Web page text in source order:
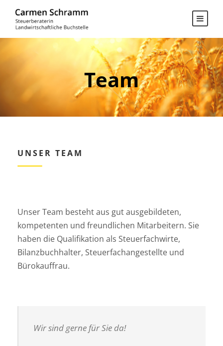
Team
UNSER TEAM
Unser Team besteht aus gut ausgebildeten,
kompetenten und freundlichen Mitarbeitern. Sie
haben die Qualifikation als Steuerfachwirte,
Bilanzbuchhalter, Steuerfachangestellte und
Bürokauffrau.
Wir sind gerne für Sie da!